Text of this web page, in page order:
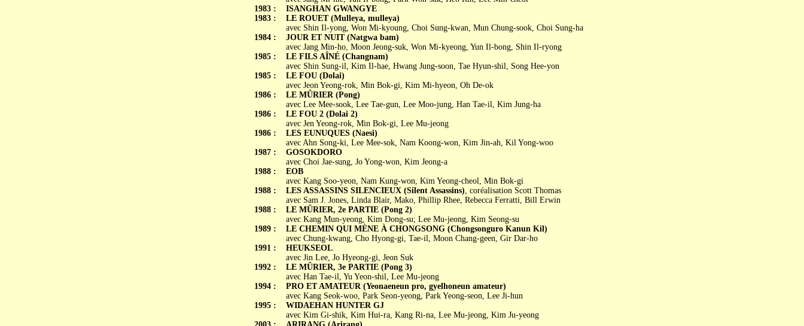
1983 :
1983 :
1984 :
1985 :
1985 :
1986 :
1986 :
1986 :
1987 :
1988 :
1988 :
1988 :
1989 :
1991 :
1992 :
1994 :
1995 :
ISANGHAN GWANGYE
LE ROUET (Mulleya, mulleya)
avec Shin Il-yong, Won Mi-kyoung, Choi Sung-kwan, Mun Chung-sook, Choi Sung-ha
JOUR ET NUIT (Natgwa bam)
avec Jang Min-ho, Moon Jeong-suk, Won Mi-kyeong, Yun Il-bong, Shin Il-ryong
LE FILS AÎNÉ (Changnam)
avec Shin Sung-il, Kim Il-hae, Hwang Jung-soon, Tae Hyun-shil, Song Hee-yon
LE FOU (Dolai)
avec Jeon Yeong-rok, Min Bok-gi, Kim Mi-hyeon, Oh De-ok
LE MÛRIER (Pong)
avec Lee Mee-sook, Lee Tae-gun, Lee Moo-jung, Han Tae-il, Kim Jung-ha
LE FOU 2 (Dolai 2)
avec Jen Yeong-rok, Min Bok-gi, Lee Mu-jeong
LES EUNUQUES (Naesi)
avec Ahn Song-ki, Lee Mee-sok, Nam Koong-won, Kim Jin-ah, Kil Yong-woo
GOSOKDORO
avec Choi Jae-sung, Jo Yong-won, Kim Jeong-a
EOB
avec Kang Soo-yeon, Nam Kung-won, Kim Yeong-cheol, Min Bok-gi
LES ASSASSINS SILENCIEUX (Silent Assassins), coréalisation Scott Thomas
avec Sam J. Jones, Linda Blair, Mako, Phillip Rhee, Rebecca Ferratti, Bill Erwin
LE MÛRIER, 2e PARTIE (Pong 2)
avec Kang Mun-yeong, Kim Dong-su; Lee Mu-jeong, Kim Seong-su
LE CHEMIN QUI MÈNE À CHONGSONG (Chongsonguro Kanun Kil)
avec Chung-kwang, Cho Hyong-gi, Tae-il, Moon Chang-geen, Gir Dar-ho
HEUKSEOL
avec Jin Lee, Jo Hyeong-gi, Jeon Suk
LE MÛRIER, 3e PARTIE (Pong 3)
avec Han Tae-il, Yu Yeon-shil, Lee Mu-jeong
PRO ET AMATEUR (Yeonaeneun pro, gyelhoneun amateur)
avec Kang Seok-woo, Park Seon-yeong, Park Yeong-seon, Lee Ji-hun
WIDAEHAN HUNTER GJ
avec Kim Gi-shik, Kim Hui-ra, Kang Ri-na, Lee Mu-jeong, Kim Ju-yeong